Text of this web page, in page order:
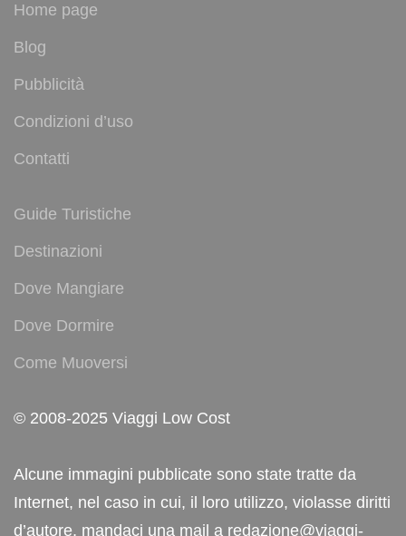
Home page
Blog
Pubblicità
Condizioni d’uso
Contatti
Guide Turistiche
Destinazioni
Dove Mangiare
Dove Dormire
Come Muoversi
© 2008-2025 Viaggi Low Cost
Alcune immagini pubblicate sono state tratte da
Internet, nel caso in cui, il loro utilizzo, violasse diritti
d’autore, mandaci una mail a redazione@viaggi-